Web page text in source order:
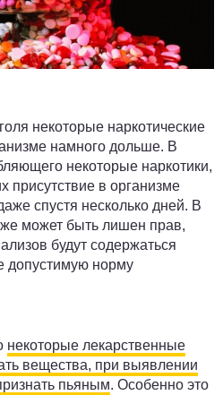
некоторые наркотические
намного дольше. В
некоторые наркотики,
присутствие в организме
спустя несколько дней. В
может быть лишен прав,
будут содержаться
норму
некоторые лекарственные
вещества, при выявлении
пьяным. Особенно это